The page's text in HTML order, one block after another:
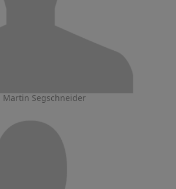
Martin Segschneider